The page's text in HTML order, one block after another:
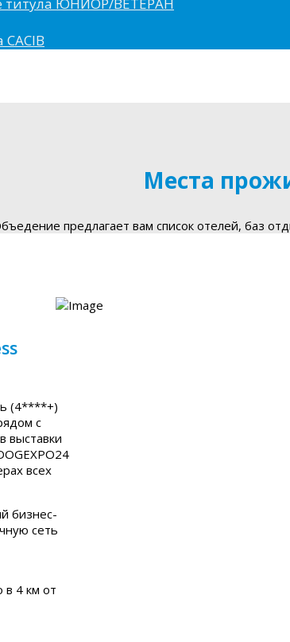
Места
предлагает вам список отелей, баз
(4****+)
с
выставки
всех
бизнес-
сеть
в 4 км от